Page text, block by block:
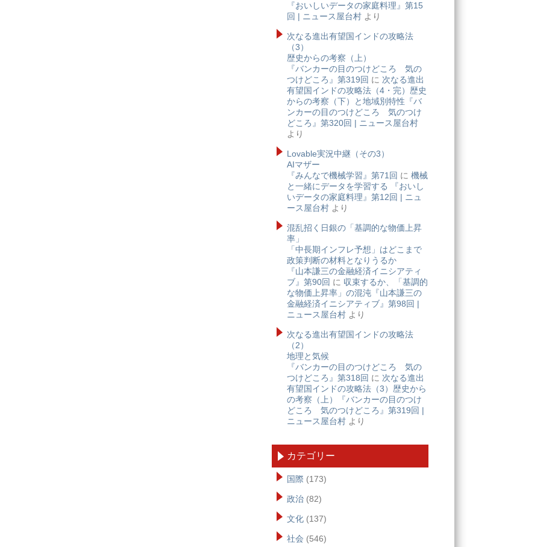
『おいしいデータの家庭料理』第15
回 | ニュース屋台村 より
次なる進出有望国インドの攻略法
（3）
歴史からの考察（上）
『バンカーの目のつけどころ 気の
つけどころ』第319回 に 次なる進出
有望国インドの攻略法（4・完）歴史
からの考察（下）と地域別特性『バ
ンカーの目のつけどころ 気のつけ
どころ』第320回 | ニュース屋台村
より
Lovable実況中継（その3）
AIマザー
『みんなで機械学習』第71回 に 機械
と一緒にデータを学習する 『おいし
いデータの家庭料理』第12回 | ニュ
ース屋台村 より
混乱招く日銀の「基調的な物価上昇
率」
「中長期インフレ予想」はどこまで
政策判断の材料となりうるか
『山本謙三の金融経済イニシアティ
ブ』第90回 に 収束するか、「基調的
な物価上昇率」の混沌『山本謙三の
金融経済イニシアティブ』第98回 |
ニュース屋台村 より
次なる進出有望国インドの攻略法
（2）
地理と気候
『バンカーの目のつけどころ 気の
つけどころ』第318回 に 次なる進出
有望国インドの攻略法（3）歴史から
の考察（上）『バンカーの目のつけ
どころ 気のつけどころ』第319回 |
ニュース屋台村 より
カテゴリー
国際 (173)
政治 (82)
文化 (137)
社会 (546)